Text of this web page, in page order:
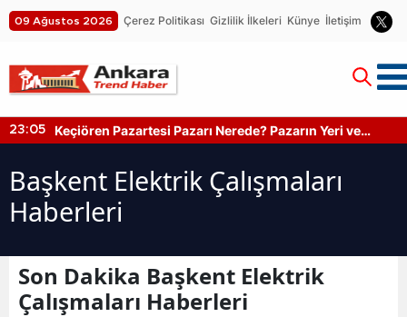
09 Ağustos 2026 Çerez Politikası Gizlilik İlkeleri Künye İletişim
23:05
Keçiören Pazartesi Pazarı Nerede? Pazarın Yeri ve
Başkent Elektrik Çalışmaları
Haberleri
Son Dakika Başkent Elektrik
Çalışmaları Haberleri